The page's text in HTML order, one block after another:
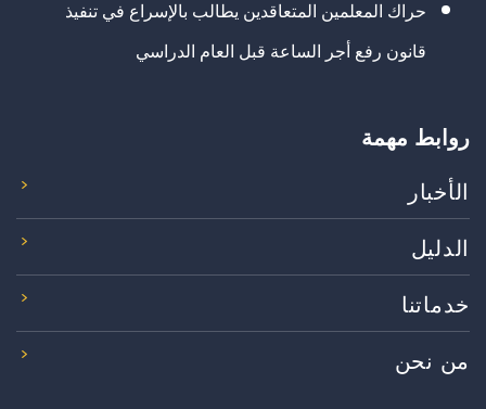
حراك المعلمين المتعاقدين يطالب بالإسراع في تنفيذ
قانون رفع أجر الساعة قبل العام الدراسي
روابط مهمة
الأخبار
الدليل
خدماتنا
من نحن